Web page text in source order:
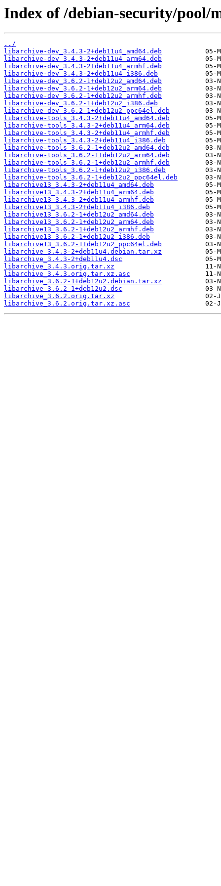
Index of /debian-security/pool/
../
libarchive-dev_3.4.3-2+deb11u4_amd64.deb
libarchive-dev_3.4.3-2+deb11u4_arm64.deb
libarchive-dev_3.4.3-2+deb11u4_armhf.deb
libarchive-dev_3.4.3-2+deb11u4_i386.deb
libarchive-dev_3.6.2-1+deb12u2_amd64.deb
libarchive-dev_3.6.2-1+deb12u2_arm64.deb
libarchive-dev_3.6.2-1+deb12u2_armhf.deb
libarchive-dev_3.6.2-1+deb12u2_i386.deb
libarchive-dev_3.6.2-1+deb12u2_ppc64el.deb
libarchive-tools_3.4.3-2+deb11u4_amd64.deb
libarchive-tools_3.4.3-2+deb11u4_arm64.deb
libarchive-tools_3.4.3-2+deb11u4_armhf.deb
libarchive-tools_3.4.3-2+deb11u4_i386.deb
libarchive-tools_3.6.2-1+deb12u2_amd64.deb
libarchive-tools_3.6.2-1+deb12u2_arm64.deb
libarchive-tools_3.6.2-1+deb12u2_armhf.deb
libarchive-tools_3.6.2-1+deb12u2_i386.deb
libarchive-tools_3.6.2-1+deb12u2_ppc64el.deb
libarchive13_3.4.3-2+deb11u4_amd64.deb
libarchive13_3.4.3-2+deb11u4_arm64.deb
libarchive13_3.4.3-2+deb11u4_armhf.deb
libarchive13_3.4.3-2+deb11u4_i386.deb
libarchive13_3.6.2-1+deb12u2_amd64.deb
libarchive13_3.6.2-1+deb12u2_arm64.deb
libarchive13_3.6.2-1+deb12u2_armhf.deb
libarchive13_3.6.2-1+deb12u2_i386.deb
libarchive13_3.6.2-1+deb12u2_ppc64el.deb
libarchive_3.4.3-2+deb11u4.debian.tar.xz
libarchive_3.4.3-2+deb11u4.dsc
libarchive_3.4.3.orig.tar.xz
libarchive_3.4.3.orig.tar.xz.asc
libarchive_3.6.2-1+deb12u2.debian.tar.xz
libarchive_3.6.2-1+deb12u2.dsc
libarchive_3.6.2.orig.tar.xz
libarchive_3.6.2.orig.tar.xz.asc